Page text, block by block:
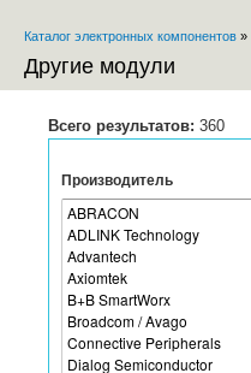
Вы здесь
Каталог электронных компонентов »
Другие модули
Всего результатов: 360
Производитель